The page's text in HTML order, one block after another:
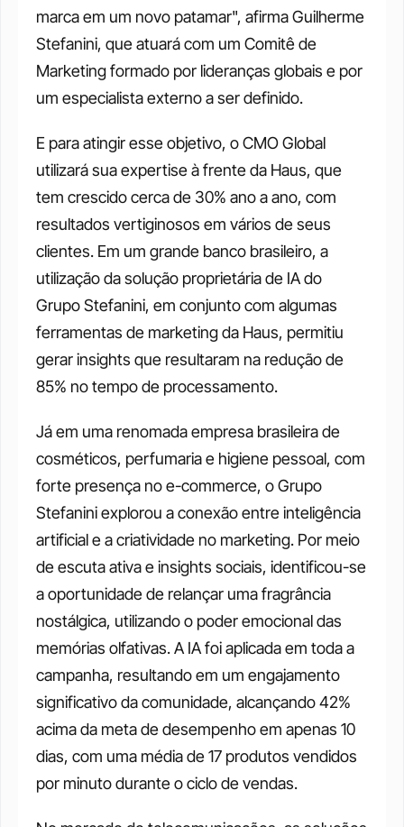
marca em um novo patamar", afirma Guilherme
Stefanini, que atuará com um Comitê de
Marketing formado por lideranças globais e por
um especialista externo a ser definido.
E para atingir esse objetivo, o CMO Global
utilizará sua expertise à frente da Haus, que
tem crescido cerca de 30% ano a ano, com
resultados vertiginosos em vários de seus
clientes. Em um grande banco brasileiro, a
utilização da solução proprietária de IA do
Grupo Stefanini, em conjunto com algumas
ferramentas de marketing da Haus, permitiu
gerar insights que resultaram na redução de
85% no tempo de processamento.
Já em uma renomada empresa brasileira de
cosméticos, perfumaria e higiene pessoal, com
forte presença no e-commerce, o Grupo
Stefanini explorou a conexão entre inteligência
artificial e a criatividade no marketing. Por meio
de escuta ativa e insights sociais, identificou-se
a oportunidade de relançar uma fragrância
nostálgica, utilizando o poder emocional das
memórias olfativas. A IA foi aplicada em toda a
campanha, resultando em um engajamento
significativo da comunidade, alcançando 42%
acima da meta de desempenho em apenas 10
dias, com uma média de 17 produtos vendidos
por minuto durante o ciclo de vendas.